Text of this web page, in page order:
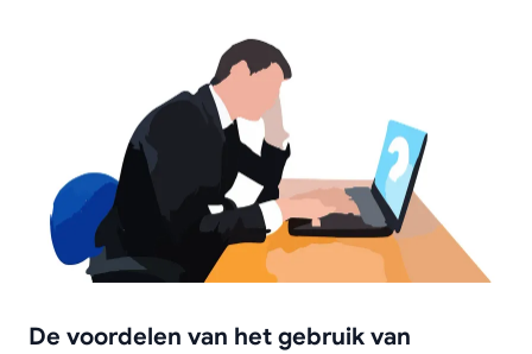
De voordelen van het gebruik van